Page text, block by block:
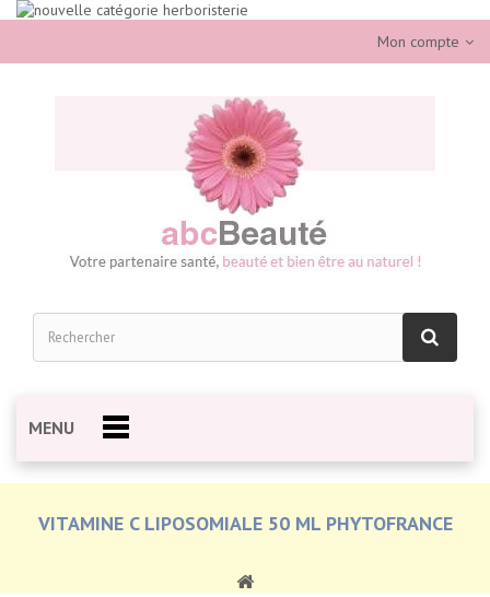
Mon compte
MENU
VITAMINE C LIPOSOMIALE 50 ML PHYTOFRANCE